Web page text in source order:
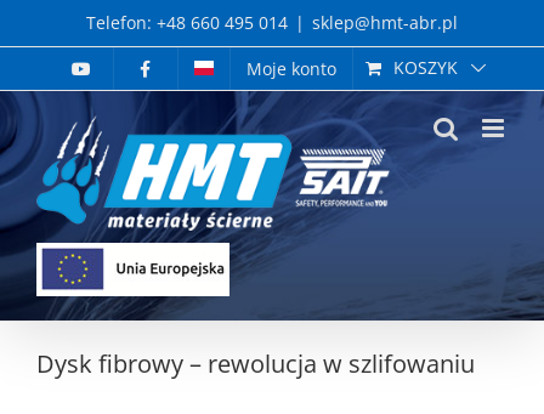
to
Telefon: +48 660 495 014 | sklep@hmt-abr.pl
Moje konto
KOSZYK
Dysk fibrowy – rewolucja w szlifowaniu